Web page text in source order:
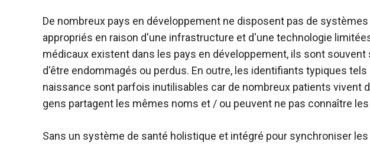
De nombreux pays en développement ne disposent pas de
appropriés en raison d'une infrastructure et d'une technologie
médicaux existent dans les pays en développement, ils sont
d'être endommagés ou perdus. En outre, les identifiants typiques tels
naissance sont parfois inutilisables car de nombreux patients vivent
gens partagent les mêmes noms et / ou peuvent ne pas connaître
Sans un système de santé holistique et intégré pour synchroniser